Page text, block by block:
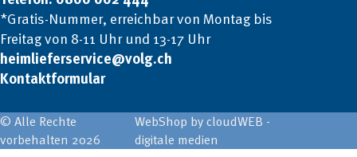
*Gratis-Nummer, erreichbar von Montag bis
Freitag von 8-11 Uhr und 13-17 Uhr
heimlieferservice@volg.ch
Kontaktformular
© Alle Rechte
vorbehalten 2026
WebShop by cloudWEB -
digitale medien